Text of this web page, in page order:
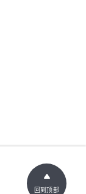
回到顶部